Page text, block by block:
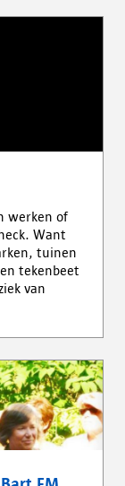
werken of
Want
tuinen
tekenbeet
van